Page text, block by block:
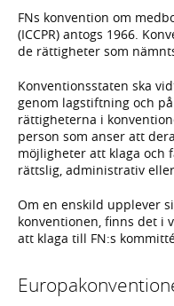
FNs konvention om
(ICCPR) antogs 1966.
de rättigheter som
Konventionsstaten ska
genom lagstiftning och
rättigheterna i
person som anser att
möjligheter att klaga och
rättslig, administrativ
Om en enskild upplever
konventionen, finns det i
att klaga till FN:s